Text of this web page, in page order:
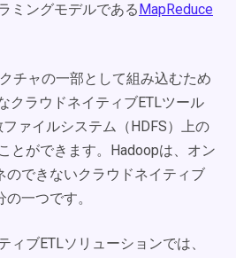
ミングモデルであるMapReduce
チャの一部として組み込むため
クラウドネイティブETLツール
ァイルシステム（HDFS）上の
とができます。Hadoopは、オン
のできないクラウドネイティブ
一つです。
ィブETLソリューションでは、